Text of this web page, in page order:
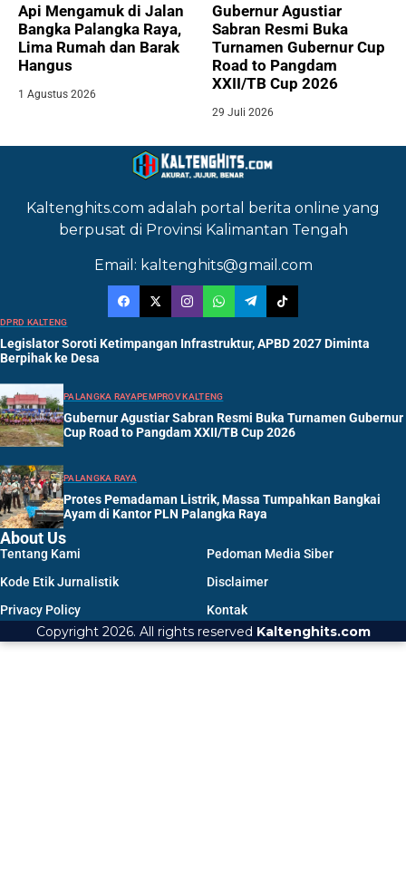
Api Mengamuk di Jalan
Bangka Palangka Raya,
Lima Rumah dan Barak
Hangus
1 Agustus 2026
Gubernur Agustiar
Sabran Resmi Buka
Turnamen Gubernur Cup
Road to Pangdam
XXII/TB Cup 2026
29 Juli 2026
Kaltenghits.com adalah portal berita online yang
berpusat di Provinsi Kalimantan Tengah
Email: kaltenghits@gmail.com
DPRD KALTENG
Legislator Soroti Ketimpangan Infrastruktur, APBD 2027 Diminta
Berpihak ke Desa
PALANGKA RAYAPEMPROV KALTENG
Gubernur Agustiar Sabran Resmi Buka Turnamen Gubernur
Cup Road to Pangdam XXII/TB Cup 2026
PALANGKA RAYA
Protes Pemadaman Listrik, Massa Tumpahkan Bangkai
Ayam di Kantor PLN Palangka Raya
About Us
Tentang Kami
Pedoman Media Siber
Kode Etik Jurnalistik
Disclaimer
Privacy Policy
Kontak
Copyright 2026. All rights reserved Kaltenghits.com